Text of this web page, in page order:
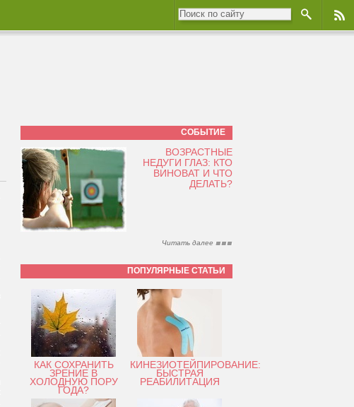
СОБЫТИЕ
ВОЗРАСТНЫЕ
НЕДУГИ ГЛАЗ: КТО
ВИНОВАТ И ЧТО
ДЕЛАТЬ?
Читать далее
ПОПУЛЯРНЫЕ СТАТЬИ
КАК СОХРАНИТЬ
ЗРЕНИЕ В
ХОЛОДНУЮ ПОРУ
ГОДА?
КИНЕЗИОТЕЙПИРОВАНИЕ:
БЫСТРАЯ
РЕАБИЛИТАЦИЯ